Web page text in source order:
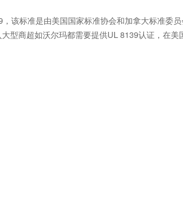
该标准是由美国国家标准协会和加拿大标准委
型商超如沃尔玛都需要提供UL 8139认证，在